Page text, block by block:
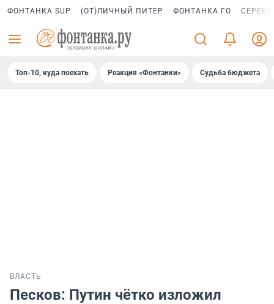
ФОНТАНКА SUP (ОТ)ЛИЧНЫЙ ПИТЕР ФОНТАНКА ГО
Топ-10, куда поехать Реакция «Фонтанки» Судьба бюджета
ВЛАСТЬ
Песков: Путин чётко изложил